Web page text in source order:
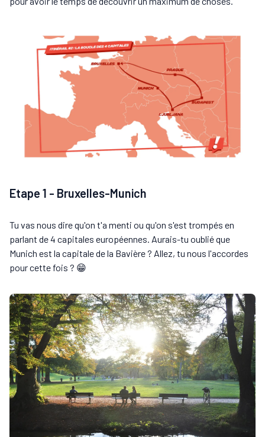
Etape 1 - Bruxelles-Munich
Tu vas nous dire qu'on t'a menti ou qu'on s'est trompés en
parlant de 4 capitales européennes. Aurais-tu oublié que
Munich est la capitale de la Bavière ? Allez, tu nous l'accordes
pour cette fois ? 😁